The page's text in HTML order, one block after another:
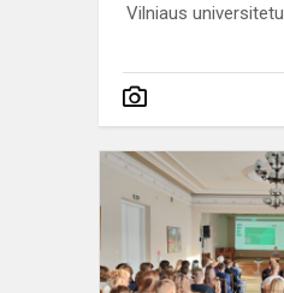
Vilniaus universitetu